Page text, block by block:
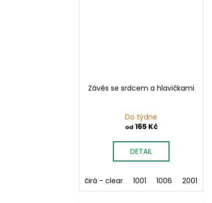
Závěs se srdcem a hlavičkami
Do týdne
od 165 Kč
DETAIL
čirá - clear 1001 1006 2001